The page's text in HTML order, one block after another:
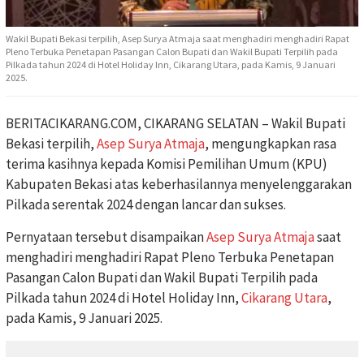
Wakil Bupati Bekasi terpilih, Asep Surya Atmaja saat menghadiri menghadiri Rapat
Pleno Terbuka Penetapan Pasangan Calon Bupati dan Wakil Bupati Terpilih pada
Pilkada tahun 2024 di Hotel Holiday Inn, Cikarang Utara, pada Kamis, 9 Januari
2025.
BERITACIKARANG.COM, CIKARANG SELATAN – Wakil Bupati
Bekasi terpilih,Asep Surya Atmaja, mengungkapkan rasa
terima kasihnya kepada Komisi Pemilihan Umum (KPU)
Kabupaten Bekasi atas keberhasilannya menyelenggarakan
Pilkada serentak 2024 dengan lancar dan sukses.
Pernyataan tersebut disampaikanAsep Surya Atmajasaat
menghadiri menghadiri Rapat Pleno Terbuka Penetapan
Pasangan Calon Bupati dan Wakil Bupati Terpilih pada
Pilkada tahun 2024 di Hotel Holiday Inn,Cikarang Utara,
pada Kamis, 9 Januari 2025.